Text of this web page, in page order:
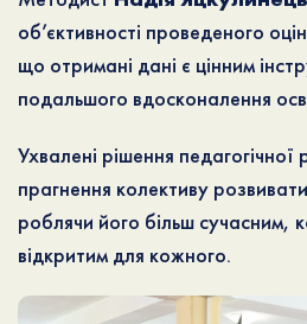
об’єктивності проведеного
що отримані дані є цінним
подальшого вдосконалення
Ухвалені рішення
прагнення колективу
роблячи його більш сучасним,
відкритим для кожного.